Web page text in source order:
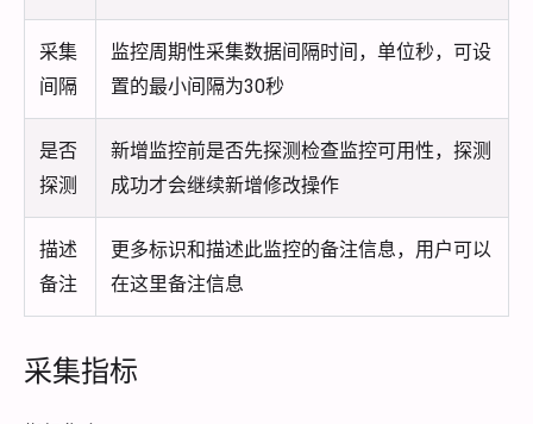
采集
间隔
监控周期性采集数据间隔时间，单位秒，可设
置的最小间隔为30秒
是否
探测
新增监控前是否先探测检查监控可用性，探测
成功才会继续新增修改操作
描述
备注
更多标识和描述此监控的备注信息，用户可以
在这里备注信息
采集指标